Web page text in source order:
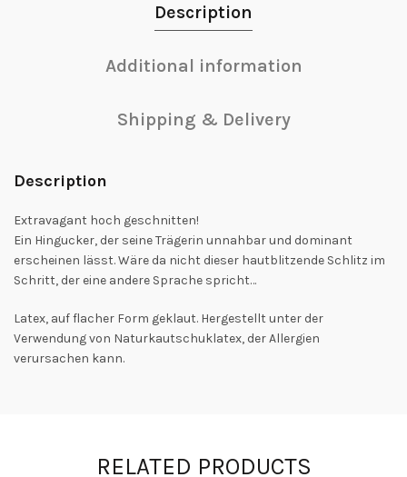
Description
Additional information
Shipping & Delivery
Description
Extravagant hoch geschnitten!
Ein Hingucker, der seine Trägerin unnahbar und dominant
erscheinen lässt. Wäre da nicht dieser hautblitzende Schlitz im
Schritt, der eine andere Sprache spricht…
Latex, auf flacher Form geklaut. Hergestellt unter der
Verwendung von Naturkautschuklatex, der Allergien
verursachen kann.
RELATED PRODUCTS